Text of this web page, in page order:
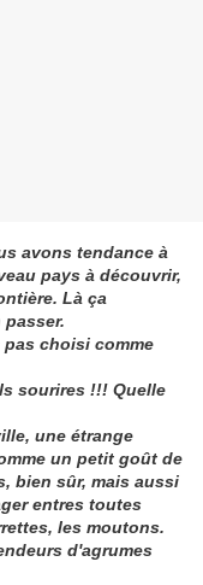
avons tendance à
pays à découvrir,
Là ça
choisi comme
sourires !!! Quelle
une étrange
un petit goût de
bien sûr, mais aussi
entres toutes
les moutons.
d'agrumes